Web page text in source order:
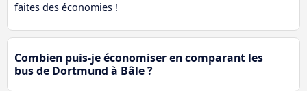
faites des économies !
Combien puis-je économiser en comparant les
bus de Dortmund à Bâle ?